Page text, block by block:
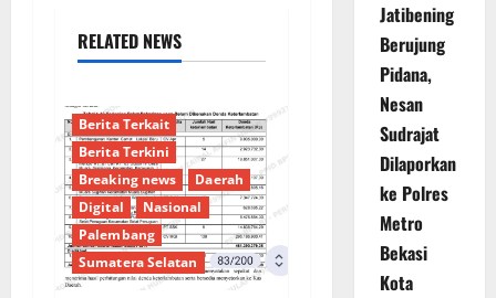
RELATED NEWS
Berita Terkait
Berita Terkini
Breaking news
Daerah
Digital
Nasional
Palembang
Sumatera Selatan
Jatibening
Berujung
Pidana,
Nesan
Sudrajat
Dilaporkan
ke Polres
Metro
Bekasi
Kota